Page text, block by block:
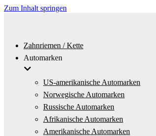
Zum Inhalt springen
Zahnriemen / Kette
Automarken
US-amerikanische Automarken
Norwegische Automarken
Russische Automarken
Afrikanische Automarken
Amerikanische Automarken